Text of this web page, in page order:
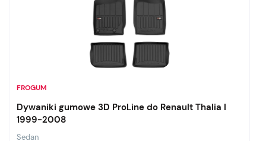
FROGUM
Dywaniki gumowe 3D ProLine do Renault Thalia I
1999-2008
Sedan